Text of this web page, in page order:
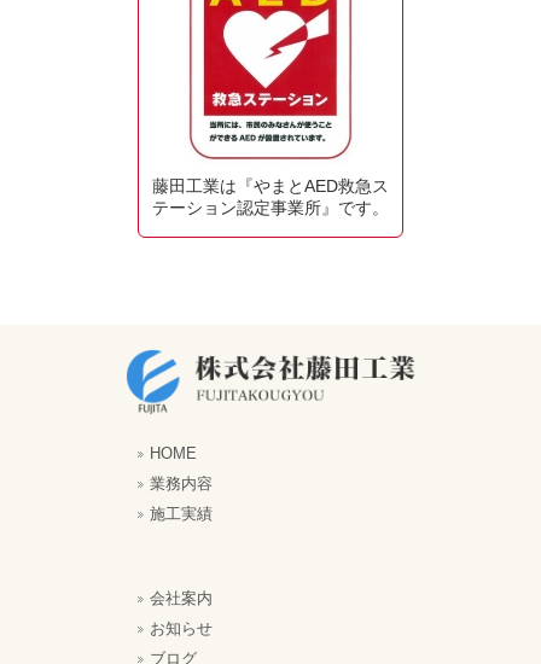
藤田工業は『やまとAED救急ス
テーション認定事業所』です。
HOME
業務内容
施工実績
会社案内
お知らせ
ブログ